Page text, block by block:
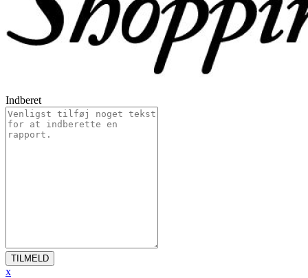
Indberet
TILMELD
x